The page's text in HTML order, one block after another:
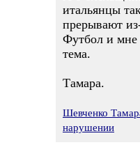
итальянцы
прерывают
Футбол и мне
тема.
Тамара.
Шевченко
нарушении